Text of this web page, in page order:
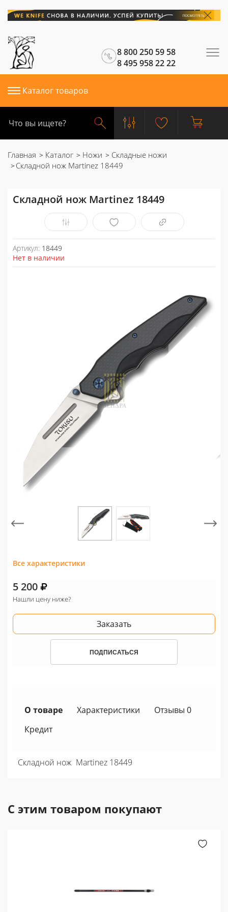
8 800 250 59 58
8 495 958 22 22
Каталог товаров
Главная Каталог Ножи
Складные ножи
Складной нож Martinez 18449
Складной нож Martinez 18449
Артикул: 18449
Нет в наличии
Все характеристики
5 200
Нашли цену ниже?
Заказать
ПОДПИСАТЬСЯ
О товаре Характеристики
Отзывы 0
Кредит
Складной нож Martinez 18449
С этим товаром покупают